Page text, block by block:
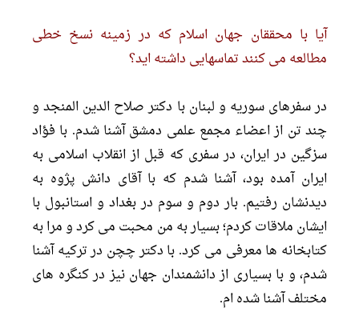
آیا با محققان جهان اسلام که در زمینه نسخ خطى
مطالعه مى کنند تماسهایى داشته اید؟
در سفرهاى سوریه و لبنان با دکتر صلاح الدین المنجد و
چند تن از اعضاء مجمع علمى دمشق آشنا شدم. با فؤاد
سزگین در ایران، در سفرى که قبل از انقلاب اسلامى به
ایران آمده بود، آشنا شدم که با آقاى دانش پژوه به
دیدنشان رفتیم. بار دوم و سوم در بغداد و استانبول با
ایشان ملاقات کردم؛ بسیار به من محبت مى کرد و مرا به
کتابخانه ها معرفى مى کرد. با دکتر چچن در ترکیه آشنا
شدم، و با بسیارى از دانشمندان جهان نیز در کنگره هاى
مختلف آشنا شده ام.